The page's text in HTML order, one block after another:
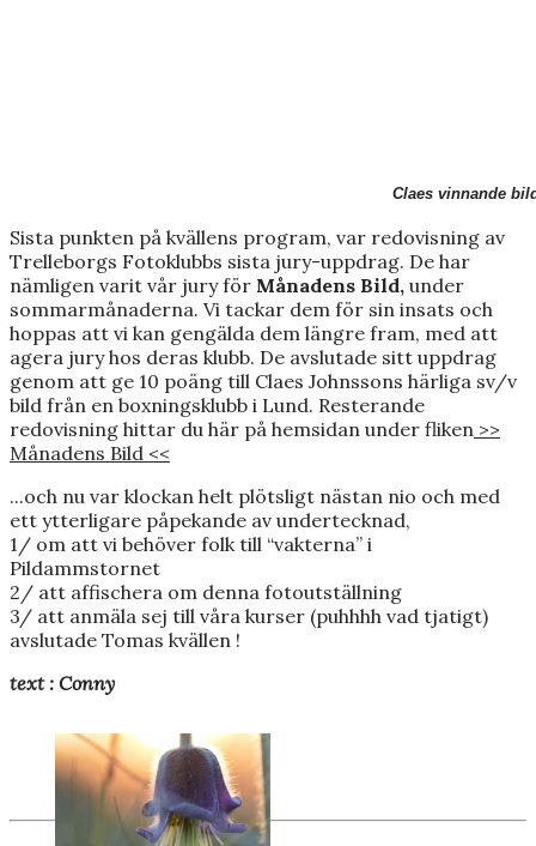
Claes vinnande
Sista punkten på kvällens program, var redovisning av
Trelleborgs Fotoklubbs sista jury-uppdrag. De har
nämligen varit vår jury för Månadens Bild, under
sommarmånaderna. Vi tackar dem för sin insats och
hoppas att vi kan gengälda dem längre fram, med att
agera jury hos deras klubb. De avslutade sitt uppdrag
genom att ge 10 poäng till Claes Johnssons härliga sv/v
bild från en boxningsklubb i Lund. Resterande
redovisning hittar du här på hemsidan under fliken >>
Månadens Bild <<
...och nu var klockan helt plötsligt nästan nio och med
ett ytterligare påpekande av undertecknad,
1/ om att vi behöver folk till “vakterna” i
Pildammstornet
2/ att affischera om denna fotoutställning
3/ att anmäla sej till våra kurser (puhhhh vad tjatigt)
avslutade Tomas kvällen !
text : Conny